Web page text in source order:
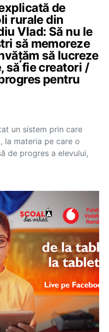
de
rurale din
Vlad: Să nu le
să memoreze
să lucreze
să fie creatori /
pentru
un sistem prin care
la materia pe care o
de progres a elevului,